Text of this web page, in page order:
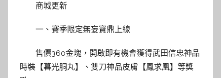
商城更新
一、賽季限定無妄寶鼎上線
售價360金塊，開啟即有機會獲得武田信忠神品
時裝【暮光胴丸】、雙刀神品皮膚【鳳求凰】等獎